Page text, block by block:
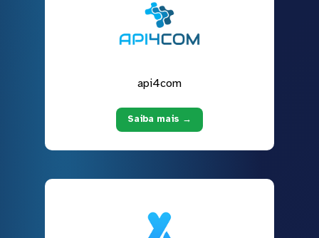
api4com
Saiba mais →